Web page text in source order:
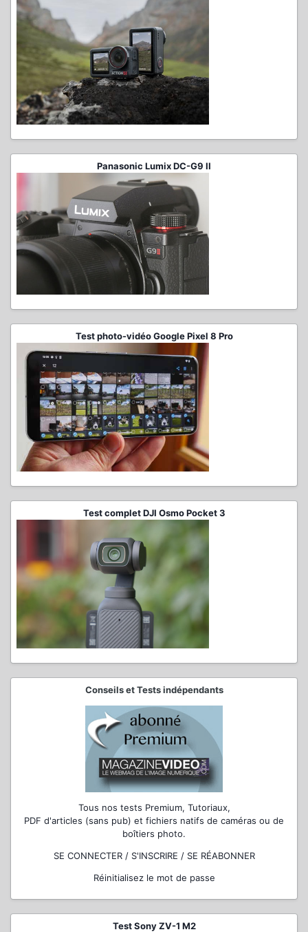
Panasonic Lumix DC-G9 II
Test photo-vidéo Google Pixel 8 Pro
Test complet DJI Osmo Pocket 3
Conseils et Tests indépendants
Tous nos tests Premium, Tutoriaux,
PDF d'articles (sans pub) et fichiers natifs de caméras ou de
boîtiers photo.
SE CONNECTER / S'INSCRIRE / SE RÉABONNER
Réinitialisez le mot de passe
Test Sony ZV-1 M2